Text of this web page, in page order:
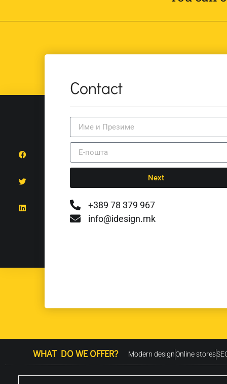
Contact
Next
+389 78 379 967
info@idesign.mk
WHAT DO WE OFFER? Modern designOnline stores